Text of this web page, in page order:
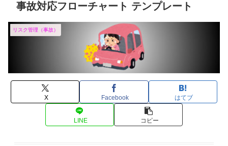
事故対応フローチャート テンプレート
リスク管理（事故）
X Facebook はてブ
LINE コピー